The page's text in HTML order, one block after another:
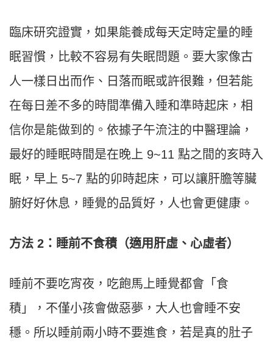
臨床研究證實，如果能養成每天定時定量的睡
眠習慣，比較不容易有失眠問題。要大家像古
人一樣日出而作、日落而眠或許很難，但若能
在每日差不多的時間準備入睡和準時起床，相
信你是能做到的。依據子午流注的中醫理論，
最好的睡眠時間是在晚上 9~11 點之間的亥時入
眠，早上 5~7 點的卯時起床，可以讓肝膽等臟
腑好好休息，睡覺的品質好，人也會更健康。
方法 2：睡前不食積（適用肝虛、心虛者）
睡前不要吃宵夜，吃飽馬上睡覺都會「食
積」，不僅小孩會做惡夢，大人也會睡不安
穩。所以睡前兩小時不要進食，若是真的肚子